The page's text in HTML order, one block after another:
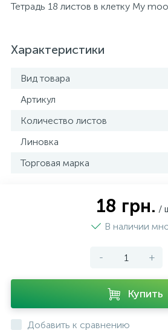
Тетрадь 18 листов в клетку My
Характеристики
Вид товара
Артикул
Количество листов
Линовка
Торговая марка
18 грн. /
В наличии
- +
Купить
Добавить к сравнению